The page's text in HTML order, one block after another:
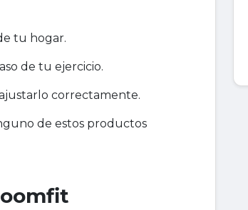
tu hogar.
de tu ejercicio.
correctamente.
de estos productos